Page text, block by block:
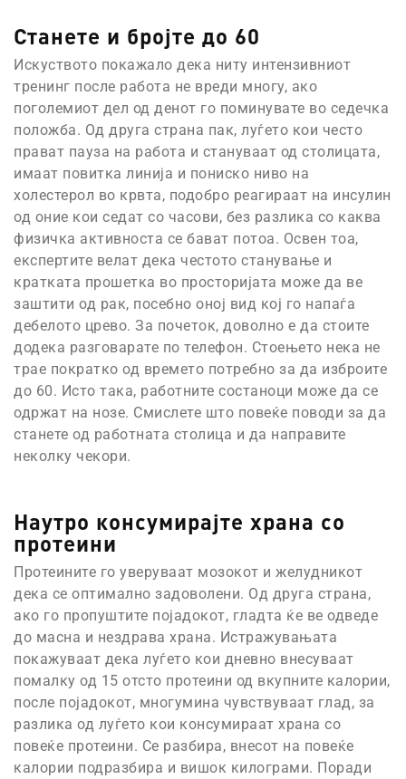
Станете и бројте до 60
Искуството покажало дека ниту интензивниот
тренинг после работа не вреди многу, ако
поголемиот дел од денот го поминувате во седечка
положба. Од друга страна пак, луѓето кои често
прават пауза на работа и стануваат од столицата,
имаат повитка линија и пониско ниво на
холестерол во крвта, подобро реагираат на инсулин
од оние кои седат со часови, без разлика со каква
физичка активноста се бават потоа. Освен тоа,
експертите велат дека честото станување и
кратката прошетка во просторијата може да ве
заштити од рак, посебно оној вид кој го напаѓа
дебелото црево. За почеток, доволно е да стоите
додека разговарате по телефон. Стоењето нека не
трае пократко од времето потребно за да изброите
до 60. Исто така, работните состаноци може да се
одржат на нозе. Смислете што повеќе поводи за да
станете од работната столица и да направите
неколку чекори.
Наутро консумирајте храна со
протеини
Протеините го уверуваат мозокот и желудникот
дека се оптимално задоволени. Од друга страна,
ако го пропуштите појадокот, гладта ќе ве одведе
до масна и нездрава храна. Истражувањата
покажуваат дека луѓето кои дневно внесуваат
помалку од 15 отсто протеини од вкупните калории,
после појадокот, многумина чувствуваат глад, за
разлика од луѓето кои консумираат храна со
повеќе протеини. Се разбира, внесот на повеќе
калории подразбира и вишок килограми. Поради